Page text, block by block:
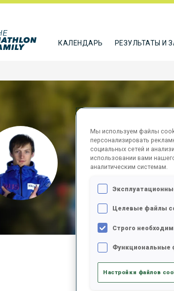
КАЛЕНДАРЬ РЕЗУЛЬТАТЫ И
TSVETKOV
RUS
ПОДПИСАТЬСЯ
Статистика
Мы используем файлы
персонализировать
социальных сетей и
использовании вами
аналитическим системам.
Целевые файлы
Строго
Функциональные
Настройки файлов